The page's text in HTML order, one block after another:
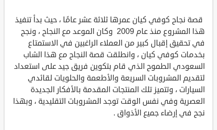
قصة نجاح كوفي كيان عمرها ثلاثة عشر عامًا ، حيث بدأ تنفيذ
هذا المشروع منذ عام 2009 وكان الموعد مع النجاح ، ونجح
في تحقيق إقبال كبير من العملاء الراغبين في الاستمتاع
بخدمات كوفي كيان ، وانطلقت قصة النجاح مع هذا الشاب
السعودي الطموح الذي قام بتكوين فريق جيد على استعداد
لتقديم المشروبات السريعة والأطعمة والحلويات لقائدي
السيارات ، وتتميز تلك المنتجات المقدمة بالأفكار الجديدة
العصرية وفي نفس الوقت توجد المشروبات التقليدية ، وبهذا
نجح في إرضاء جميع الأذواق .